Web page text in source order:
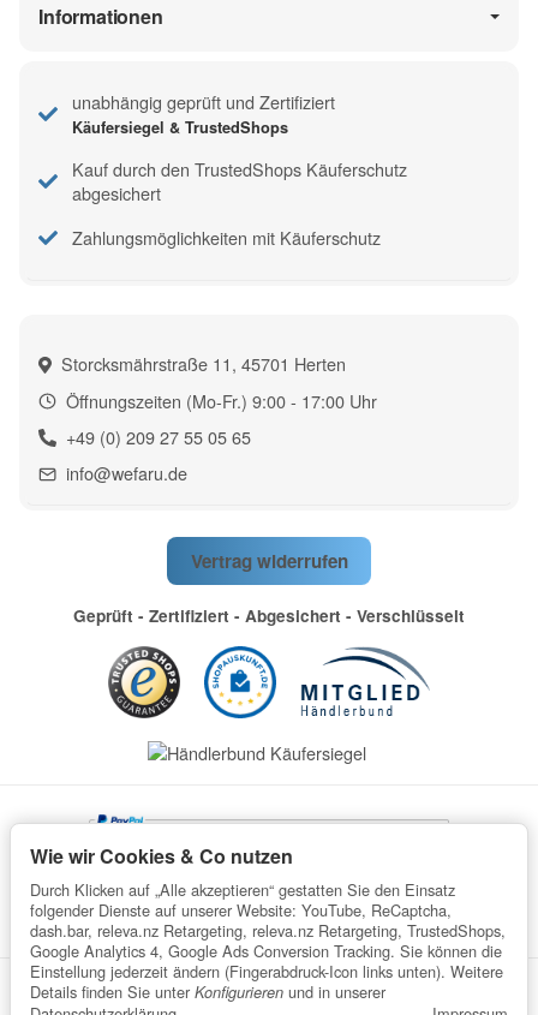
Storcksmährstraße 11, 45701 Herten
Öffnungszeiten (Mo-Fr.) 9:00 - 17:00 Uhr
+49 (0) 209 27 55 05 65
info@wefaru.de
Informationen
unabhängig geprüft und Zertifiziert
Käufersiegel & TrustedShops
Kauf durch den TrustedShops Käuferschutz
abgesichert
Zahlungsmöglichkeiten mit Käuferschutz
Vertrag widerrufen
Geprüft - Zertifiziert - Abgesichert - Verschlüsselt
Datenschutz AGB Impressum
Widerrufsrecht
Wie wir Cookies & Co nutzen
Durch Klicken auf „Alle akzeptieren“ gestatten Sie den Einsatz
folgender Dienste auf unserer Website: YouTube, ReCaptcha,
dash.bar, releva.nz Retargeting, releva.nz Retargeting, TrustedShops,
Google Analytics 4, Google Ads Conversion Tracking. Sie können die
Einstellung jederzeit ändern (Fingerabdruck-Icon links unten). Weitere
Details finden Sie unter Konfigurieren und in unserer